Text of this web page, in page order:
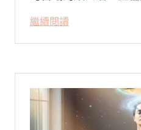
被廣泛轉載。對許多投
跌的數字背後，實質
繼續閱讀